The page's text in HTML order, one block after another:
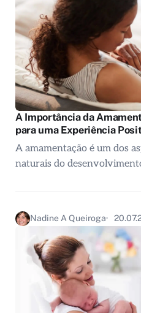
A Importância da
para uma Experiência
A amamentação é um dos
naturais do
Nadine A Queiroga